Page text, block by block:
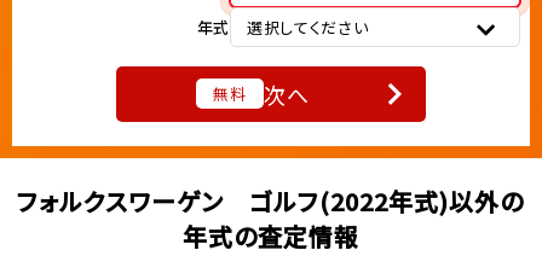
年式
選択してください
無料 次へ
フォルクスワーゲン ゴルフ(2022年式)以外の
年式の査定情報